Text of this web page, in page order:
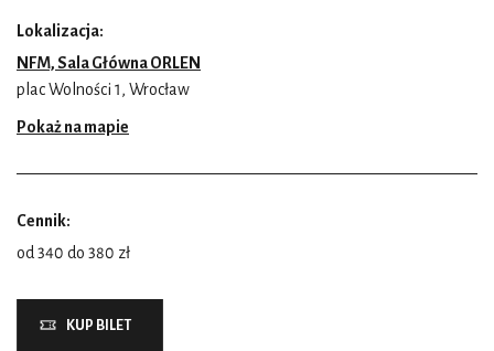
Lokalizacja:
NFM, Sala Główna ORLEN
plac Wolności 1, Wrocław
Pokaż na mapie
Cennik:
od 340 do 380 zł
KUP BILET